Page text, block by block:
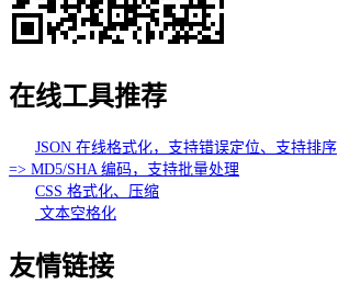
在线工具推荐
JSON 在线格式化，支持错误定位、支持排序
=> MD5/SHA 编码，支持批量处理
CSS 格式化、压缩
文本空格化
友情链接